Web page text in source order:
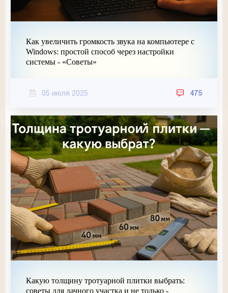
Как увеличить громкость звука на компьютере с
Windows: простой способ через настройки
системы - «Советы»
05 июля 2025 475
Какую толщину тротуарной плитки выбрать:
советы для дачного участка и не только -